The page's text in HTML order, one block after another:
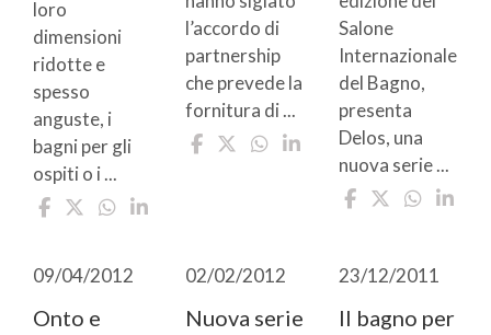
loro
dimensioni
ridotte e
spesso
anguste, i
bagni per gli
ospiti o i ...
l’accordo di
partnership
che prevede la
fornitura di ...
Salone
Internazionale
del Bagno,
presenta
Delos, una
nuova serie ...
09/04/2012
Onto e
02/02/2012
Nuova serie
23/12/2011
Il bagno per